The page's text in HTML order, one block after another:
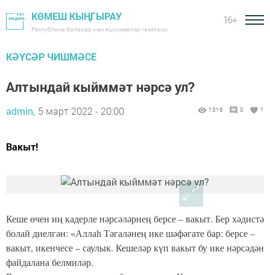
КӨМЕШ КЫҢГЫРАУ
Республика балалар һәм яшүсмерләр газетасы
16+
КӘҮСӘР ЧИШМӘСЕ
Алтындай кыйммәт нәрсә ул?
admin, 5 март 2022 - 20:00 1316 0 1
Вакыт!
Кеше өчен иң кадерле нәрсәләрнең берсе – вакыт. Бер хәдистә
болай диелгән: «Аллаһ Тәгаләнең ике шәфәгате бар: берсе –
вакыт, икенчесе – саулык. Кешеләр күп вакыт бу ике нәрсәдән
файдалана белмиләр.